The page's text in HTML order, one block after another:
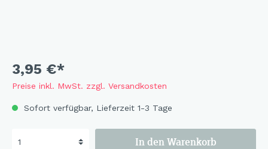
3,95 €*
Preise inkl. MwSt. zzgl. Versandkosten
Sofort verfügbar, Lieferzeit 1-3 Tage
In den Warenkorb